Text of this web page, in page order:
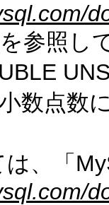
参照し
数点数
、「